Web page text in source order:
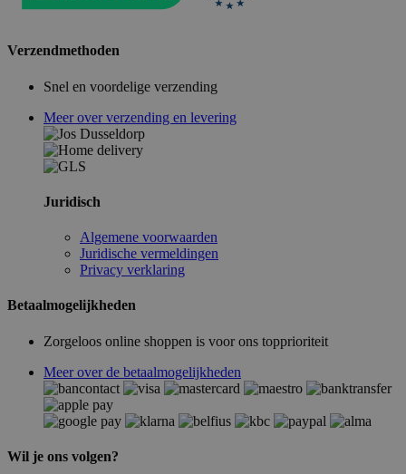
Verzendmethoden
Snel en voordelige verzending
Meer over verzending en levering
Juridisch
Algemene voorwaarden
Juridische vermeldingen
Privacy verklaring
Betaalmogelijkheden
Zorgeloos online shoppen is voor ons topprioriteit
Meer over de betaalmogelijkheden
Wil je ons volgen?